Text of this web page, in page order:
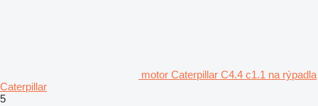
motor Caterpillar C4.4 c1.1 na rýpadla
Caterpillar
5